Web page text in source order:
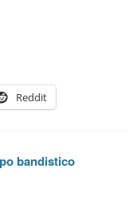
Reddit
bandistico